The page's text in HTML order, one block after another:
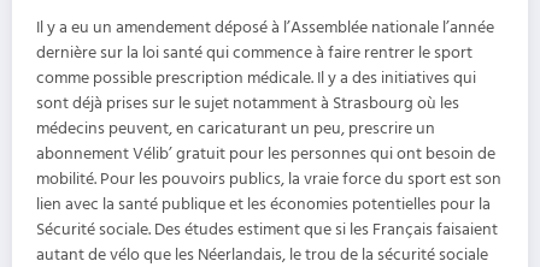
Il y a eu un amendement déposé à l’Assemblée nationale l’année
dernière sur la loi santé qui commence à faire rentrer le sport
comme possible prescription médicale. Il y a des initiatives qui
sont déjà prises sur le sujet notamment à Strasbourg où les
médecins peuvent, en caricaturant un peu, prescrire un
abonnement Vélib’ gratuit pour les personnes qui ont besoin de
mobilité. Pour les pouvoirs publics, la vraie force du sport est son
lien avec la santé publique et les économies potentielles pour la
Sécurité sociale. Des études estiment que si les Français faisaient
autant de vélo que les Néerlandais, le trou de la sécurité sociale